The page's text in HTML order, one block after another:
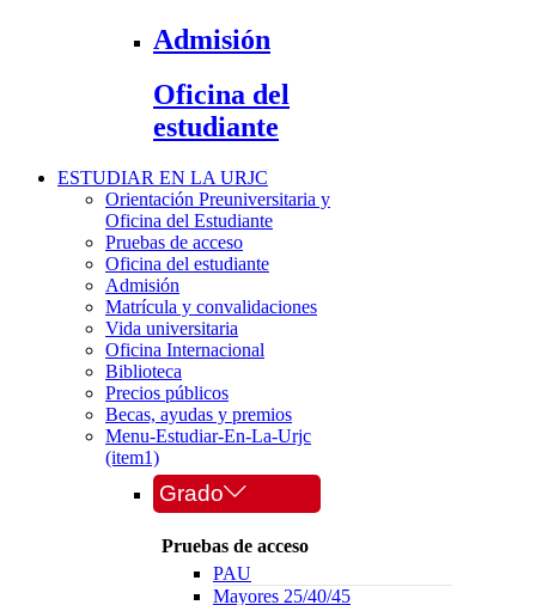
Admisión
Oficina del
estudiante
ESTUDIAR EN LA URJC
Orientación Preuniversitaria y
Oficina del Estudiante
Pruebas de acceso
Oficina del estudiante
Admisión
Matrícula y convalidaciones
Vida universitaria
Oficina Internacional
Biblioteca
Precios públicos
Becas, ayudas y premios
Menu-Estudiar-En-La-Urjc
(item1)
Grado
Pruebas de acceso
PAU
Mayores 25/40/45